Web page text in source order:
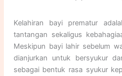
Kelahiran bayi prematur
tantangan sekaligus
Meskipun bayi lahir sebelum
dianjurkan untuk bersyukur
sebagai bentuk rasa syukur